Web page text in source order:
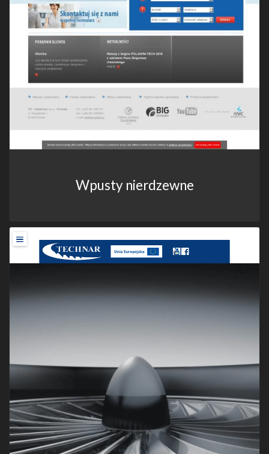
Wpusty nierdzewne